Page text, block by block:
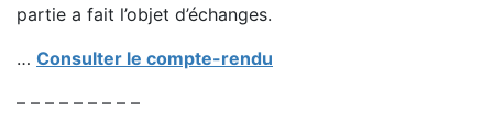
partie a fait l’objet d’échanges.
… Consulter le compte-rendu
– – – – – – – – –